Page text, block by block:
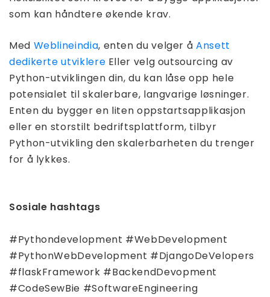
som kan håndtere økende krav.
Med Weblineindia, enten du velger åAnsett
dedikerte utviklere Eller velg outsourcing av
Python-utviklingen din, du kan låse opp hele
potensialet til skalerbare, langvarige løsninger.
Enten du bygger en liten oppstartsapplikasjon
eller en storstilt bedriftsplattform, tilbyr
Python-utvikling den skalerbarheten du trenger
for å lykkes.
Sosiale hashtags
#Pythondevelopment #WebDevelopment
#PythonWebDevelopment #DjangoDeVelopers
#flaskFramework #BackendDevopment
#CodeSewBie #SoftwareEngineering